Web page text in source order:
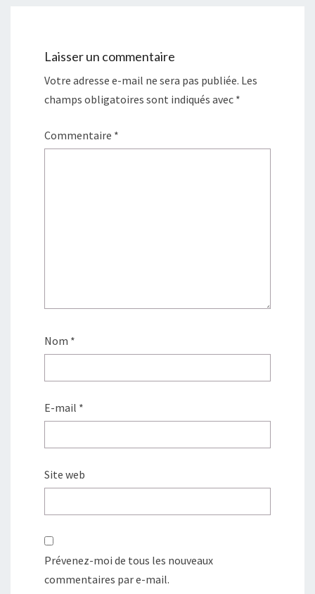
Laisser un commentaire
Votre adresse e-mail ne sera pas publiée. Les
champs obligatoires sont indiqués avec *
Commentaire *
Nom *
E-mail *
Site web
Prévenez-moi de tous les nouveaux
commentaires par e-mail.